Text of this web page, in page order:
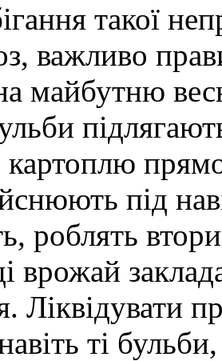
такої
важливо
майбутню
картоплю
під
роблять
врожай
Ліквідувати
ті